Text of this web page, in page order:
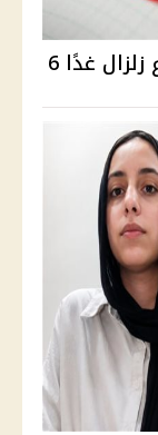
البحوث الفلكية تحسم مزاعم وقوع زلزال غدًا 6